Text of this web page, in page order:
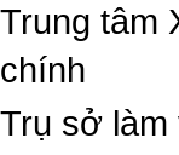
Trung tâm
chính
Trụ sở làm